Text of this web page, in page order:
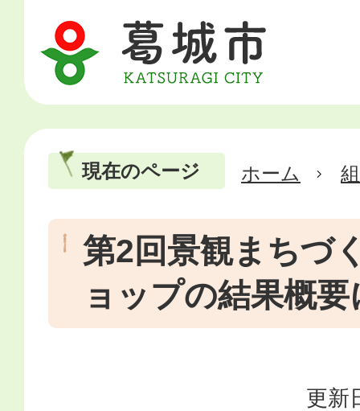
現在のページ ホーム
第2回景観まちづ
ョップの結果概
更新